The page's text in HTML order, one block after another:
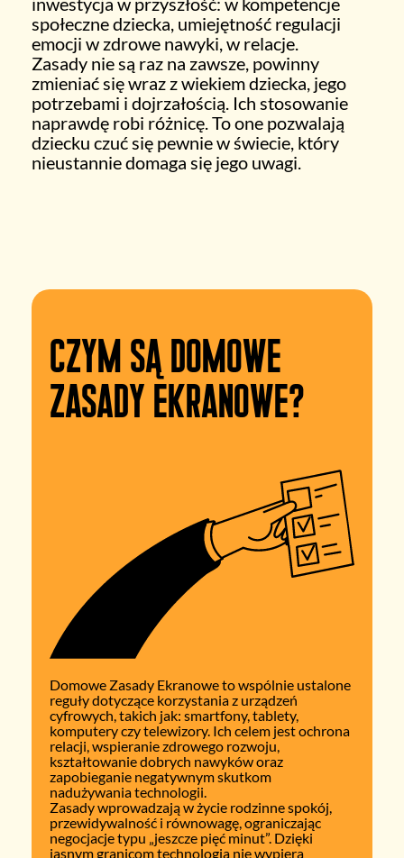
społeczne dziecka, umiejętność regulacji
emocji w zdrowe nawyki, w relacje.
Zasady nie są raz na zawsze, powinny
zmieniać się wraz z wiekiem dziecka, jego
potrzebami i dojrzałością. Ich stosowanie
naprawdę robi różnicę. To one pozwalają
dziecku czuć się pewnie w świecie, który
nieustannie domaga się jego uwagi.
Czym są Domowe
Zasady Ekranowe?
Domowe Zasady Ekranowe to wspólnie ustalone
reguły dotyczące korzystania z urządzeń
cyfrowych, takich jak: smartfony, tablety,
komputery czy telewizory. Ich celem jest ochrona
relacji, wspieranie zdrowego rozwoju,
kształtowanie dobrych nawyków oraz
zapobieganie negatywnym skutkom
nadużywania technologii.
Zasady wprowadzają w życie rodzinne spokój,
przewidywalność i równowagę, ograniczając
negocjacje typu „jeszcze pięć minut”. Dzięki
jasnym granicom technologia nie wypiera